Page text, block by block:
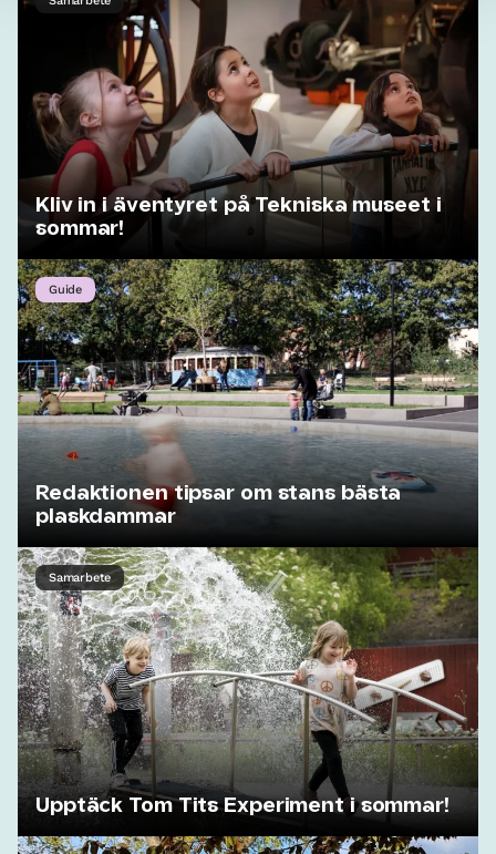
Kliv in i äventyret på Tekniska museet i
sommar!
Guide
Redaktionen tipsar om stans bästa
plaskdammar
Samarbete
Upptäck Tom Tits Experiment i sommar!